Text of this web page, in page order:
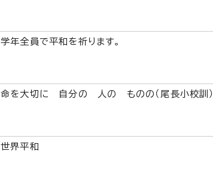
学年全員で平和を祈ります。
命を大切に 自分の 人の ものの（尾長小校訓）
世界平和